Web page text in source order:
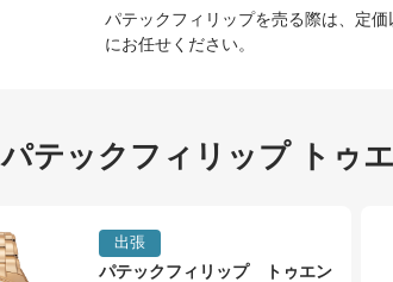
パテックフィリップを売る際は、定
にお任せください。
パテックフィリップ トゥ
出張
パテックフィリップ トゥエン